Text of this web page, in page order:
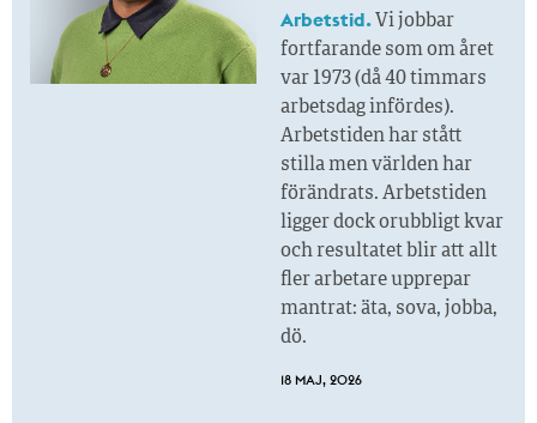
Arbetstid. Vi jobbar
fortfarande som om året
var 1973 (då 40 timmars
arbetsdag infördes).
Arbetstiden har stått
stilla men världen har
förändrats. Arbetstiden
ligger dock orubbligt kvar
och resultatet blir att allt
fler arbetare upprepar
mantrat: äta, sova, jobba,
dö.
18 MAJ, 2026